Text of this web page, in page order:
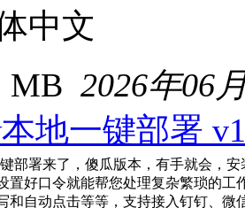
中文
MB 2026年06
地一键部署
部署来了，傻瓜版本，有手就会，
置好口令就能帮您处理复杂繁琐的工
和自动点击等等，支持接入钉钉、微